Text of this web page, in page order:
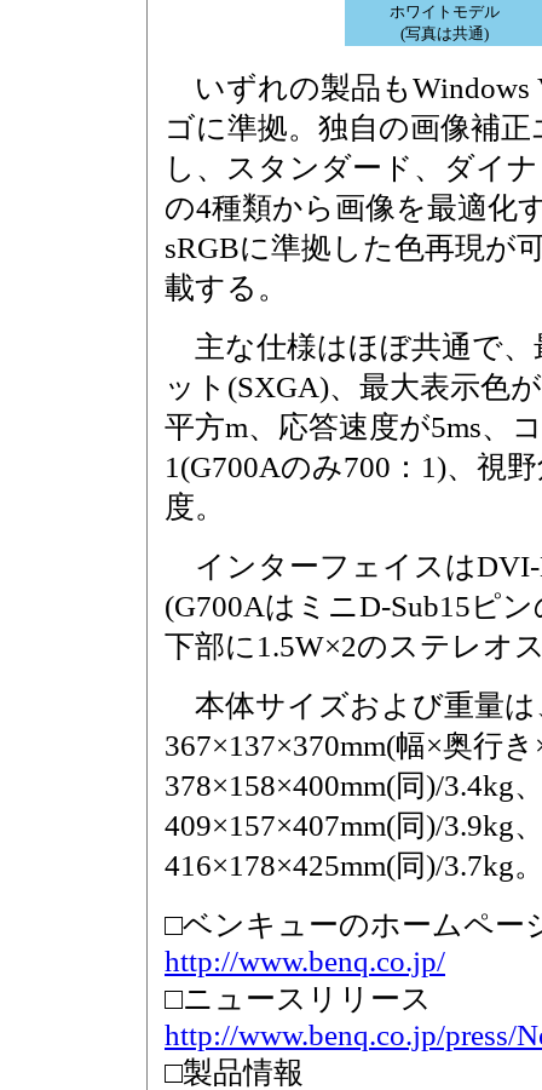
ホワイトモデル
(写真は共通)
いずれの製品もWindows
ゴに準拠。独自の画像補正
し、スタンダード、ダイ
の4種類から画像を最適化
sRGBに準拠した色再現が
載する。
主な仕様はほぼ共通で、
ット(SXGA)、最大表示色
平方m、応答速度が5ms、
1(G700Aのみ700：1)、視
度。
インターフェイスはDVI-
(G700AはミニD-Sub15ピ
下部に1.5W×2のステレオ
本体サイズおよび重量は
367×137×370mm(幅×奥行
378×158×400mm(同)/3.4kg
409×157×407mm(同)/3.9kg
416×178×425mm(同)/3.7kg
□ベンキューのホームペー
http://www.benq.co.jp/
□ニュースリリース
http://www.benq.co.jp/press/
□製品情報